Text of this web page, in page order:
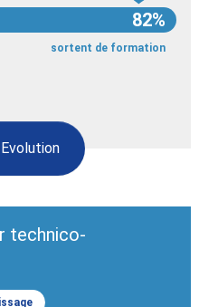
Evolution
82%
sortent de formation
technico-